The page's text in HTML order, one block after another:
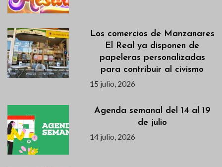
Los comercios de Manzanares
El Real ya disponen de
papeleras personalizadas
para contribuir al civismo
15 julio, 2026
Agenda semanal del 14 al 19
de julio
14 julio, 2026